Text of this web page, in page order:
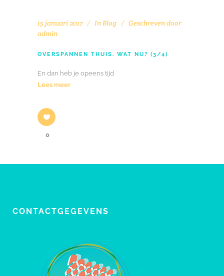
15 januari 2017 In Blog
Geschreven door
admin
OVERSPANNEN THUIS. WAT NU? (3/4)
En dan heb je opeens tijd
Lees meer
0
CONTACTGEGEVENS